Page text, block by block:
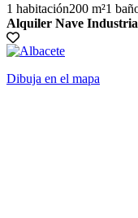
1 habitación200 m²1
Alquiler Nave
Dibuja en el mapa